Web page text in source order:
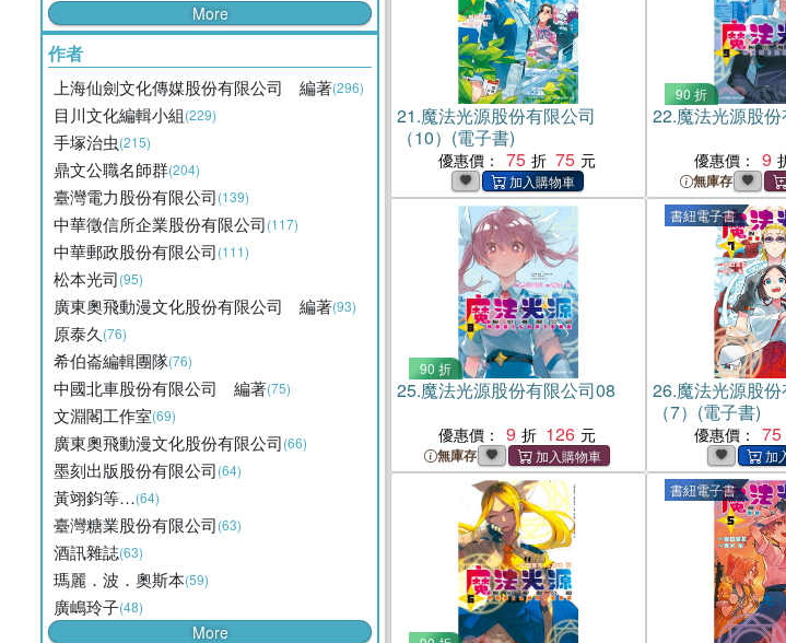
More
作者
上海仙劍文化傳媒股份有限公司 編著(296)
目川文化編輯小組(229)
手塚治虫(215)
鼎文公職名師群(204)
臺灣電力股份有限公司(139)
中華徵信所企業股份有限公司(117)
中華郵政股份有限公司(111)
松本光司(95)
廣東奧飛動漫文化股份有限公司 編著(93)
原泰久 (76)
希伯崙編輯團隊(76)
中國北車股份有限公司 編著(75)
文淵閣工作室(69)
廣東奧飛動漫文化股份有限公司(66)
墨刻出版股份有限公司(64)
黃翊鈞等…(64)
臺灣糖業股份有限公司(63)
酒訊雜誌(63)
瑪麗．波．奧斯本(59)
廣嶋玲子(48)
More
21.魔法光源股份有限公司
（10）(電子書)
優惠價： 75 75
90 折
22.魔法光源股
優惠價： 9
無庫存
90 折
25.魔法光源股份有限公司08
優惠價： 9 126
無庫存
書紐電子書
26.魔法光源股
（7）(電子書)
優惠價： 75
書紐電子書